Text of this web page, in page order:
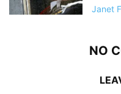
Janet
NO